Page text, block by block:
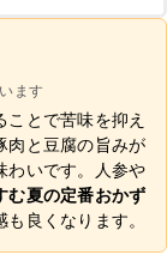
ます
とで苦味を抑え
肉と豆腐の旨みが
わいです。人参や
む夏の定番おかず
良くなります。